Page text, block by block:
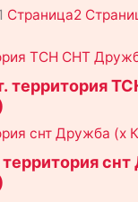
Страница2
территория
территория